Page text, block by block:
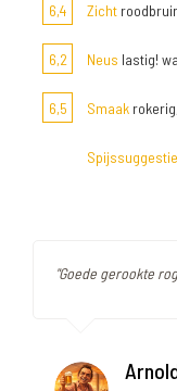
6,4
Zicht
6,2 Neus lastig!
6,5 Smaak
Spijssuggestie
"Goede gerookte